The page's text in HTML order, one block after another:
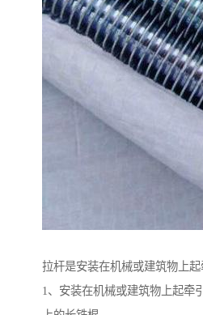
拉杆是安装在机械或建筑物上起
1、安装在机械或建筑物上起牵